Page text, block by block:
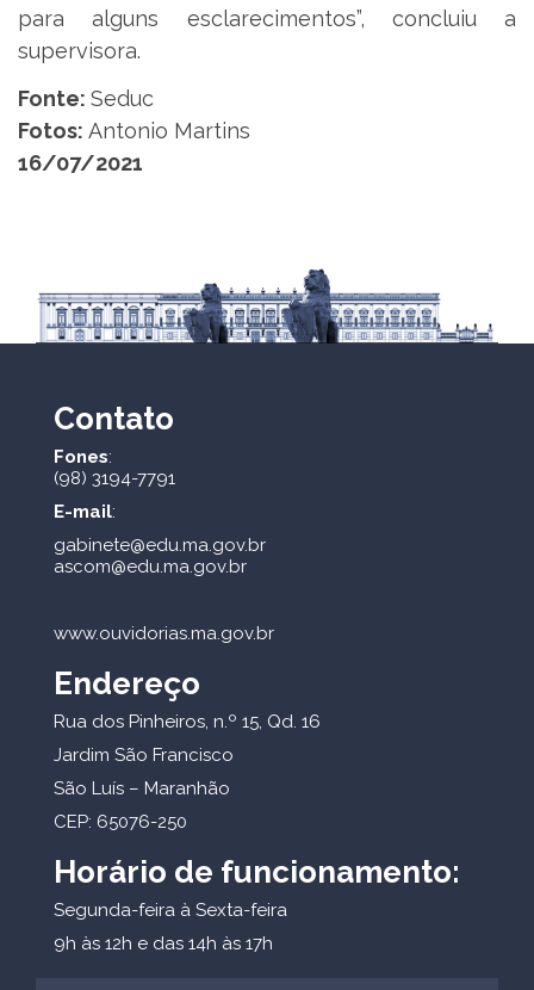
para alguns esclarecimentos”, concluiu a
supervisora.
Fonte: Seduc
Fotos: Antonio Martins
16/07/2021
Contato
Fones:
(98) 3194-7791
E-mail:
gabinete@edu.ma.gov.br
ascom@edu.ma.gov.br
www.ouvidorias.ma.gov.br
Endereço
Rua dos Pinheiros, n.º 15, Qd. 16
Jardim São Francisco
São Luís – Maranhão
CEP: 65076-250
Horário de funcionamento:
Segunda-feira à Sexta-feira
9h às 12h e das 14h às 17h